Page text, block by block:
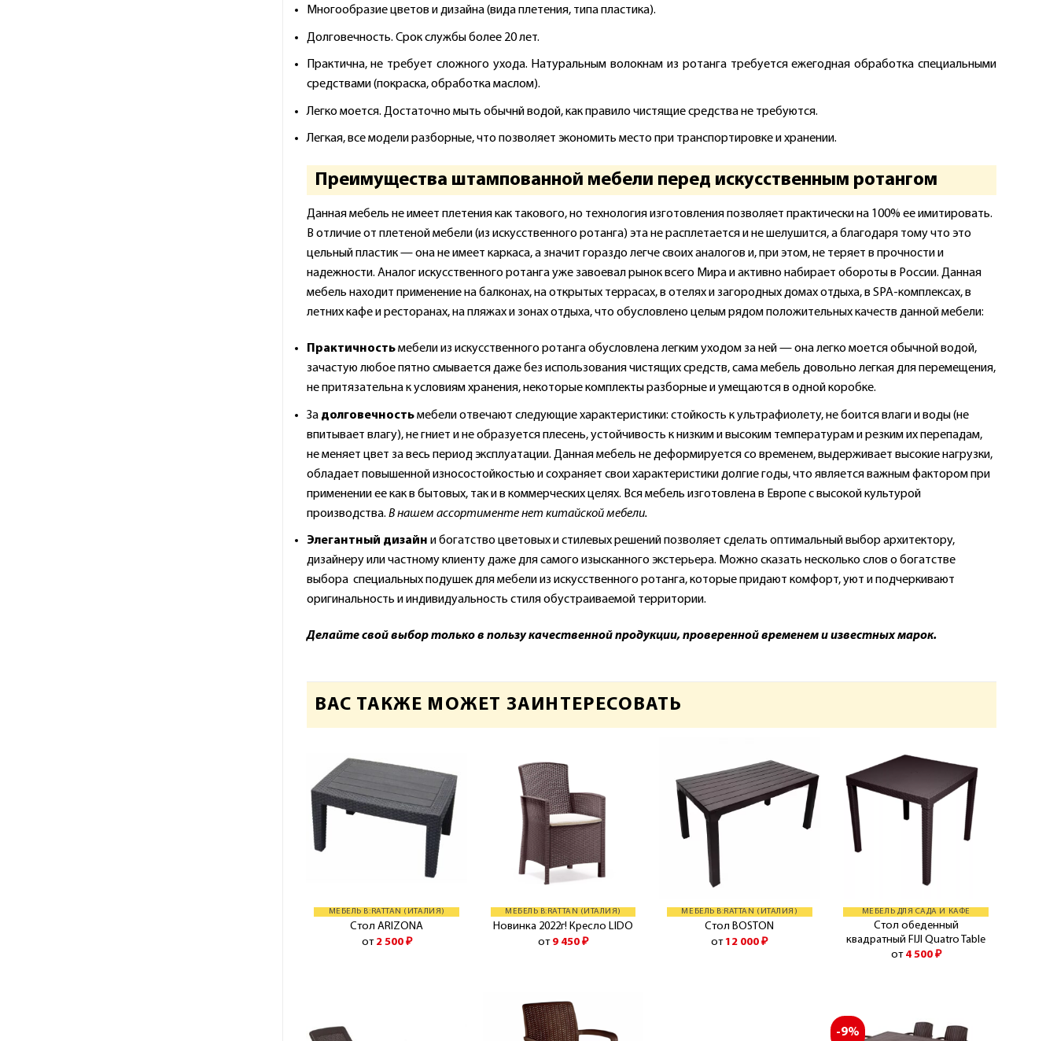
Многообразие цветов и дизайна (вида плетения, типа пластика).
Долговечность. Срок службы более 20 лет.
Практична, не требует сложного ухода. Натуральным волокнам из ротанга требуется ежегодная обработка специальными
средствами (покраска, обработка маслом).
Легко моется. Достаточно мыть обычнй водой, как правило чистящие средства не требуются.
Легкая, все модели разборные, что позволяет экономить место при транспортировке и хранении.
Преимущества штампованной мебели перед искусственным ротангом
Данная мебель не имеет плетения как такового, но технология изготовления позволяет практически на 100% ее имитировать.
В отличие от плетеной мебели (из искусственного ротанга) эта не расплетается и не шелушится, а благодаря тому что это
цельный пластик — она не имеет каркаса, а значит гораздо легче своих аналогов и, при этом, не теряет в прочности и
надежности. Аналог искусственного ротанга уже завоевал рынок всего Мира и активно набирает обороты в России. Данная
мебель находит применение на балконах, на открытых террасах, в отелях и загородных домах отдыха, в SPA-комплексах, в
летних кафе и ресторанах, на пляжах и зонах отдыха, что обусловлено целым рядом положительных качеств данной мебели:
Практичностьмебели из искусственного ротанга обусловлена легким уходом за ней — она легко моется обычной водой,
зачастую любое пятно смывается даже без использования чистящих средств, сама мебель довольно легкая для перемещения,
не притязательна к условиям хранения, некоторые комплекты разборные и умещаются в одной коробке.
За долговечностьмебели отвечают следующие характеристики: стойкость к ультрафиолету, не боится влаги и воды (не
впитывает влагу), не гниет и не образуется плесень, устойчивость к низким и высоким температурам и резким их перепадам,
не меняет цвет за весь период эксплуатации. Данная мебель не деформируется со временем, выдерживает высокие нагрузки,
обладает повышенной износостойкостью и сохраняет свои характеристики долгие годы, что является важным фактором при
применении ее как в бытовых, так и в коммерческих целях. Вся мебель изготовлена в Европе с высокой культурой
производства. В нашем ассортименте нет китайской мебели.
Элегантный дизайн и богатство цветовых и стилевых решений позволяет сделать оптимальный выбор архитектору,
дизайнеру или частному клиенту даже для самого изысканного экстерьера. Можно сказать несколько слов о богатстве
выбора специальных подушек для мебели из искусственного ротанга, которые придают комфорт, уют и подчеркивают
оригинальность и индивидуальность стиля обустраиваемой территории.
Делайте свой выбор только в пользу качественной продукции, проверенной временем и известных марок.
ВАС ТАКЖЕ МОЖЕТ ЗАИНТЕРЕСОВАТЬ
МЕБЕЛЬ B:RATTAN (ИТАЛИЯ)
Стол ARIZONA
от 2 500 ₽
МЕБЕЛЬ B:RATTAN (ИТАЛИЯ)
Новинка 2022г! Кресло LIDO
от 9 450₽
МЕБЕЛЬ B:RATTAN (ИТАЛИЯ)
Стол BOSTON
от 12 000₽
МЕБЕЛЬ ДЛЯ САДА И КАФЕ
Стол обеденный
квадратный FIJI Quatro Table
от 4 500 ₽
-9%